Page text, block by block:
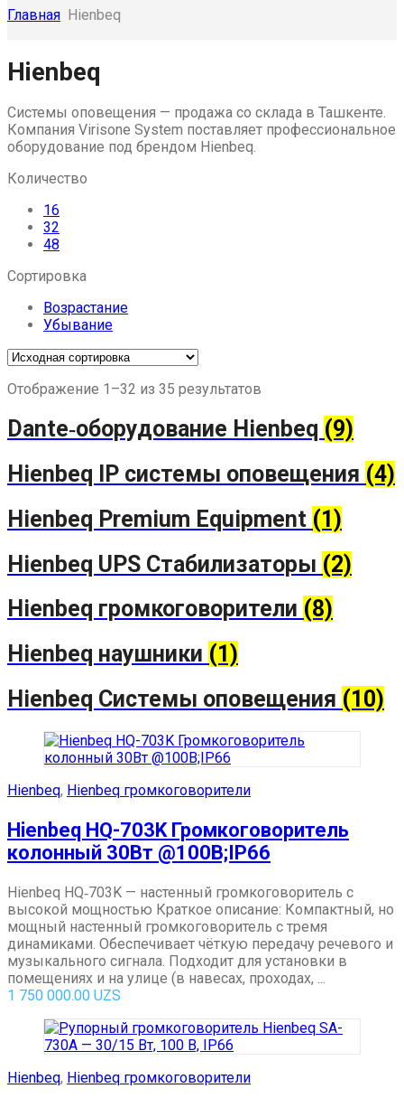
Главная Hienbeq
Skip
toHienbeq
Системы оповещения — продажа со склада в Ташкенте.
Компания Virisone System поставляет профессиональное
оборудование под брендом Hienbeq.
Количество
16
32
48
Сортировка
Возрастание
Убывание
Отображение 1–32 из 35 результатов
Dante‑оборудование Hienbeq (9)
Hienbeq IP системы оповещения (4)
Hienbeq Premium Equipment (1)
Hienbeq UPS Стабилизаторы (2)
Hienbeq громкоговорители (8)
Hienbeq наушники (1)
Hienbeq Системы оповещения (10)
Hienbeq, Hienbeq громкоговорители
Hienbeq HQ-703K Громкоговоритель
колонный 30Вт @100В;IP66
Hienbeq HQ‑703K — настенный громкоговоритель с
высокой мощностью Краткое описание: Компактный, но
мощный настенный громкоговоритель с тремя
динамиками. Обеспечивает чёткую передачу речевого и
музыкального сигнала. Подходит для установки в
помещениях и на улице (в навесах, проходах, ...
1 750 000.00 UZS
Hienbeq, Hienbeq громкоговорители